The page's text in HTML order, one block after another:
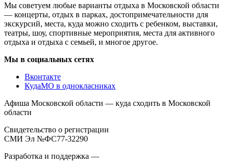
Мы советуем любые варианты отдыха в Московской области
— концерты, отдых в парках, достопримечательности для
экскурсий, места, куда можно сходить с ребенком, выставки,
театры, шоу, спортивные мероприятия, места для активного
отдыха и отдыха с семьей, и многое другое.
Мы в социальных сетях
Вконтакте
КудаМО в однокласниках
Афиша Московской области — куда сходить в Московской
области
Свидетельство о регистрации
СМИ Эл №ФС77-32290
Разработка и поддержка —